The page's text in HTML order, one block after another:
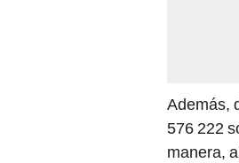
Además,
576 222
manera,